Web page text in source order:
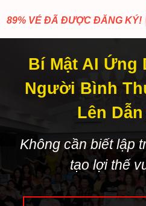
89% VÉ ĐÃ ĐƯỢC ĐĂNG KÝ!
Bí Mật AI Ứng
Người Bình
Lên
Không cần biết lập
tạo lợi thế